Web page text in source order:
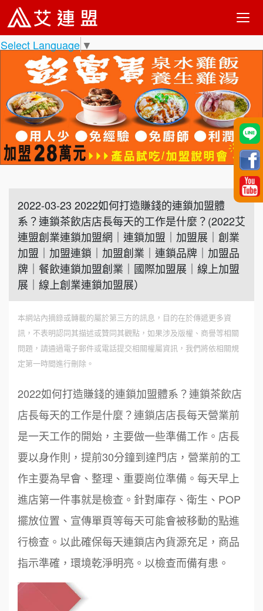
Select Language ▼
2022-03-23 2022如何打造賺錢的連鎖加盟體
系？連鎖茶飲店店長每天的工作是什麼？(2022艾
連盟創業連鎖加盟網｜連鎖加盟｜加盟展｜創業
加盟｜加盟連鎖｜加盟創業｜連鎖品牌｜加盟品
牌｜餐飲連鎖加盟創業｜國際加盟展｜線上加盟
展｜線上創業連鎖加盟展）
本網站內摘錄或轉載的屬於第三方的訊息，目的在於傳遞更多資
訊，不表明認同其描述或贊同其觀點，如果涉及版權、商譽等相關
問題，請通過電子郵件或電話提交相關權屬資訊，我們將依相關規
定第一時間進行刪除。
2022如何打造賺錢的連鎖加盟體系？連鎖茶飲店
店長每天的工作是什麼？連鎖店店長每天營業前
是一天工作的開始，主要做一些準備工作。店長
要以身作則，提前30分鐘到達門店，營業前的工
作主要為早會、整理、重要崗位準備。每天早上
進店第一件事就是檢查。針對庫存、衛生、POP
擺放位置、宣傳單頁等每天可能會被移動的點進
行檢查。以此確保每天連鎖店內貨源充足，商品
指示準確，環境乾淨明亮。以檢查而備有患。